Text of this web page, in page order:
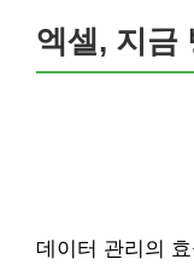
엑셀, 지금
데이터 관리의